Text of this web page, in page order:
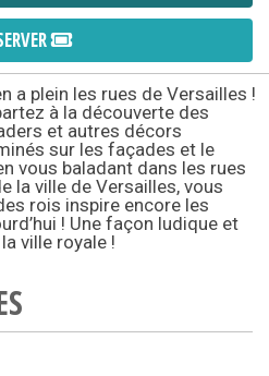
a plein les rues de Versailles !
à la découverte des
et autres décors
sur les façades et le
vous baladant dans les rues
la ville de Versailles, vous
rois inspire encore les
! Une façon ludique et
ville royale !